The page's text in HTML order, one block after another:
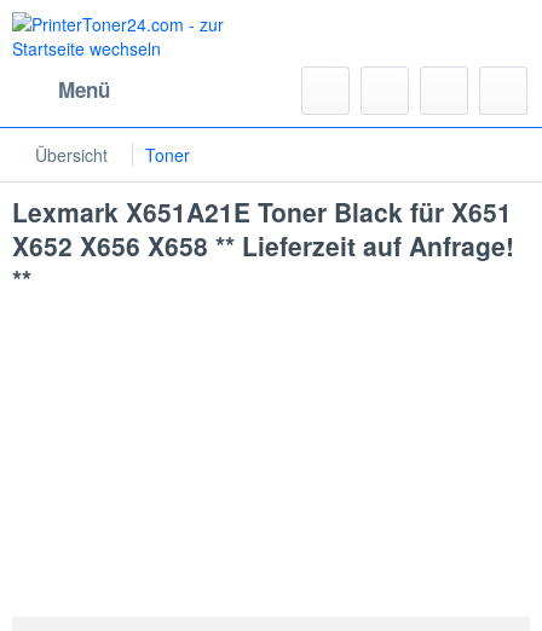
Menü
Übersicht Toner
Lexmark X651A21E Toner Black für X651
X652 X656 X658 ** Lieferzeit auf Anfrage!
**